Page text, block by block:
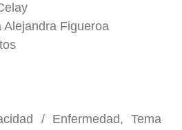
Alejandra Figueroa
/ Enfermedad, Tema